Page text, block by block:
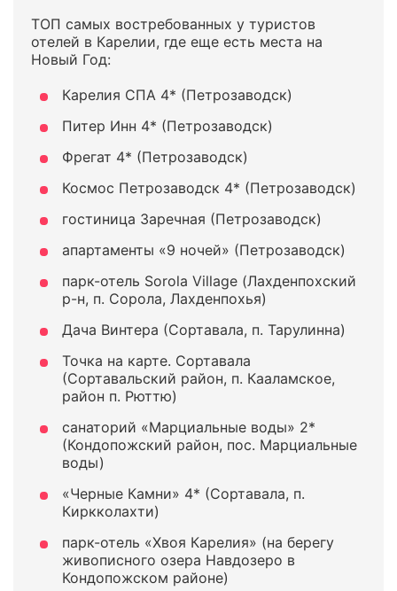
ТОП самых востребованных у туристов
отелей в Карелии, где еще есть места на
Новый Год:
Карелия СПА 4* (Петрозаводск)
Питер Инн 4* (Петрозаводск)
Фрегат 4* (Петрозаводск)
Космос Петрозаводск 4* (Петрозаводск)
гостиница Заречная (Петрозаводск)
апартаменты «9 ночей» (Петрозаводск)
парк-отель Sorola Village (Лахденпохский
р-н, п. Сорола, Лахденпохья)
Дача Винтера (Сортавала, п. Тарулинна)
Точка на карте. Сортавала
(Сортавальский район, п. Кааламское,
район п. Рюттю)
санаторий «Марциальные воды» 2*
(Кондопожский район, пос. Марциальные
воды)
«Черные Камни» 4* (Сортавала, п.
Киркколахти)
парк-отель «Хвоя Карелия» (на берегу
живописного озера Навдозеро в
Кондопожском районе)